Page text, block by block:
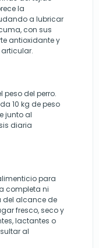
la
a lubricar
con sus
antioxidante y
del perro.
10 kg de peso
junto al
diaria
para
completa ni
del alcance de
fresco, seco y
lactantes o
al